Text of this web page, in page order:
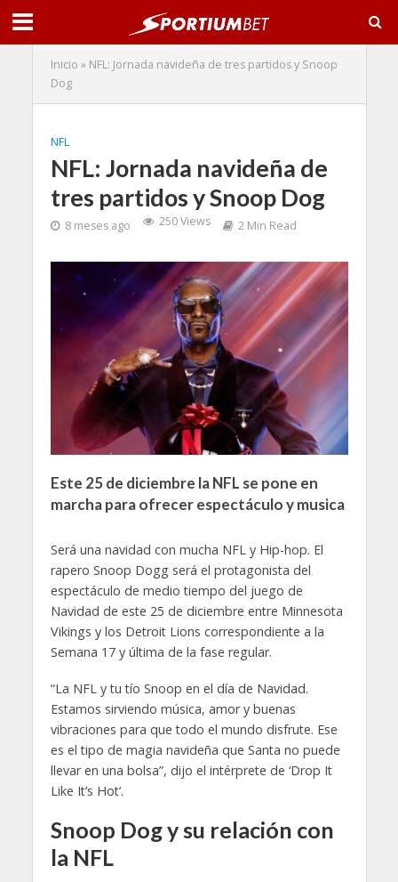
Inicio » NFL: Jornada navideña de tres partidos y Snoop
Dog
NFL
NFL: Jornada navideña de
tres partidos y Snoop Dog
8 meses ago 250 Views 2 Min Read
Este 25 de diciembre la NFL se pone en
marcha para ofrecer espectáculo y musica
Será una navidad con mucha NFL y Hip-hop. El
rapero Snoop Dogg será el protagonista del
espectáculo de medio tiempo del juego de
Navidad de este 25 de diciembre entre Minnesota
Vikings y los Detroit Lions correspondiente a la
Semana 17 y última de la fase regular.
“La NFL y tu tío Snoop en el día de Navidad.
Estamos sirviendo música, amor y buenas
vibraciones para que todo el mundo disfrute. Ese
es el tipo de magia navideña que Santa no puede
llevar en una bolsa”, dijo el intérprete de ‘Drop It
Like It’s Hot’.
Snoop Dog y su relación con
la NFL